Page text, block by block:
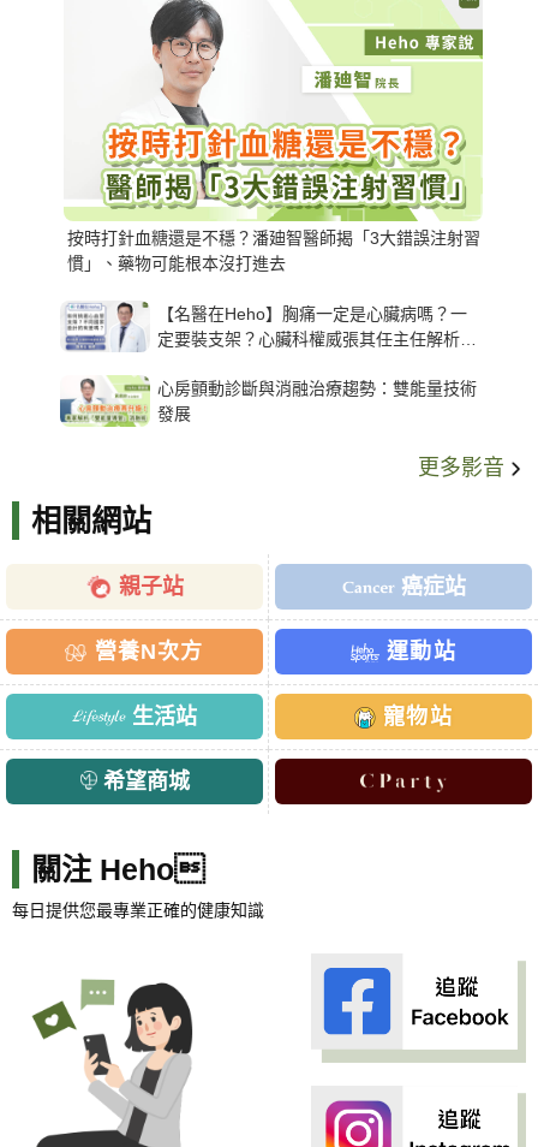
按時打針血糖還是不穩？潘廸智醫師揭「3大錯誤注射習
慣」、藥物可能根本沒打進去
【名醫在Heho】胸痛一定是心臟病嗎？一
定要裝支架？心臟科權威張其任主任解析支
心房顫動診斷與消融治療趨勢：雙能量技術
發展
更多影音
相關網站
親子站 癌症站
營養N次方 運動站
生活站 寵物站
希望商城
關注 Heho
每日提供您最專業正確的健康知識